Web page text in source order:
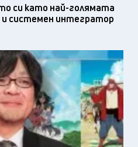
си като най-голямата
и системен интегратор